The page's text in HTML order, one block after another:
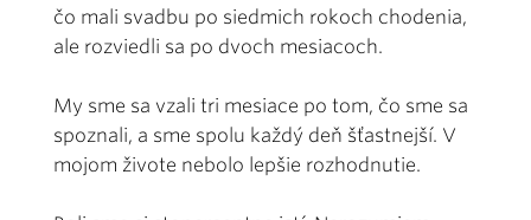
čo mali svadbu po siedmich rokoch chodenia,
ale rozviedli sa po dvoch mesiacoch.
My sme sa vzali tri mesiace po tom, čo sme sa
spoznali, a sme spolu každý deň šťastnejší. V
mojom živote nebolo lepšie rozhodnutie.